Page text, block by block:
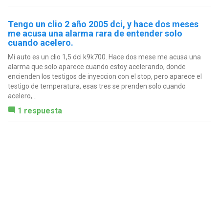
Tengo un clio 2 año 2005 dci, y hace dos meses
me acusa una alarma rara de entender solo
cuando acelero.
Mi auto es un clio 1,5 dci k9k700. Hace dos mese me acusa una
alarma que solo aparece cuando estoy acelerando, donde
encienden los testigos de inyeccion con el stop, pero aparece el
testigo de temperatura, esas tres se prenden solo cuando
acelero,...
1 respuesta